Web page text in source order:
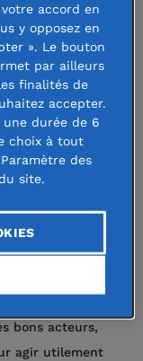
sur six
déléguée
France
il y a
des
les habitants se
bons acteurs,
agir utilement
accord en
y opposez en
». Le bouton
par ailleurs
finalités de
accepter.
une durée de 6
choix à tout
des
site.